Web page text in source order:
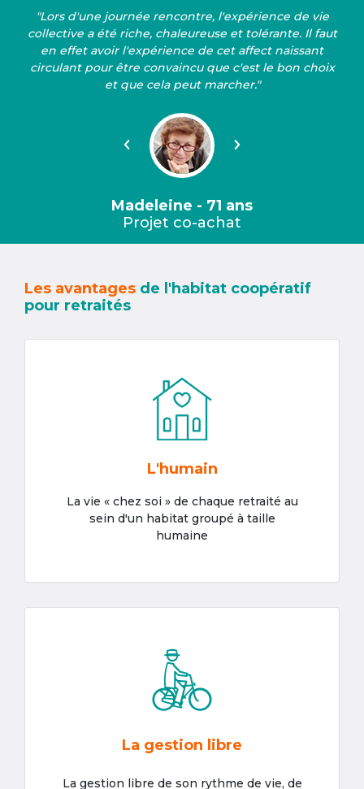
"Lors d'une journée rencontre, l'expérience de vie
collective a été riche, chaleureuse et tolérante. Il faut
en effet avoir l'expérience de cet affect naissant
circulant pour être convaincu que c'est le bon choix
et que cela peut marcher."
Précédent Suivant
Madeleine - 71 ans
Projet co-achat
Les avantages de l'habitat coopératif
pour retraités
L'humain
La vie « chez soi » de chaque retraité au
sein d'un habitat groupé à taille
humaine
La gestion libre
La gestion libre de son rythme de vie, de